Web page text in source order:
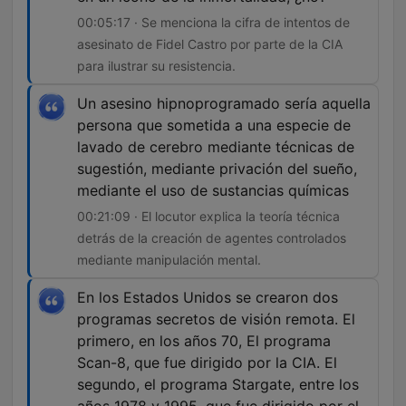
00:05:17 · Se menciona la cifra de intentos de
asesinato de Fidel Castro por parte de la CIA
para ilustrar su resistencia.
Un asesino hipnoprogramado sería aquella
persona que sometida a una especie de
lavado de cerebro mediante técnicas de
sugestión, mediante privación del sueño,
mediante el uso de sustancias químicas
00:21:09 · El locutor explica la teoría técnica
detrás de la creación de agentes controlados
mediante manipulación mental.
En los Estados Unidos se crearon dos
programas secretos de visión remota. El
primero, en los años 70, El programa
Scan-8, que fue dirigido por la CIA. El
segundo, el programa Stargate, entre los